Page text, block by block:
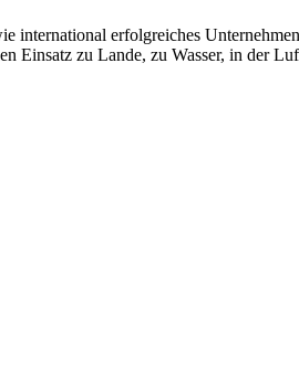
international erfolgreiches
Einsatz zu Lande, zu Wasser, in der